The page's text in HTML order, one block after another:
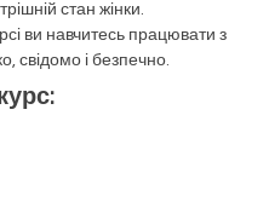
стан жінки.
ви навчитесь працювати з
свідомо і безпечно.